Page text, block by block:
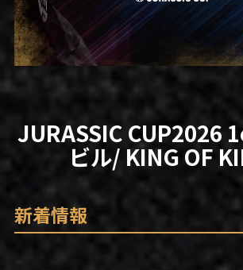
JURASSIC CUP2026
ビル/ KING OF
新着情報